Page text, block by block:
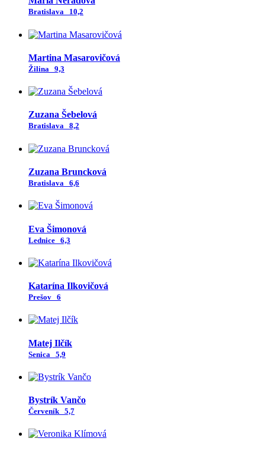
Bratislava 10,2
Martina Masarovičová
Žilina 9,3
Zuzana Šebelová
Bratislava 8,2
Zuzana Bruncková
Bratislava 6,6
Eva Šimonová
Lednice 6,3
Katarína Ilkovičová
Prešov 6
Matej Ilčík
Senica 5,9
Bystrík Vančo
Červeník 5,7